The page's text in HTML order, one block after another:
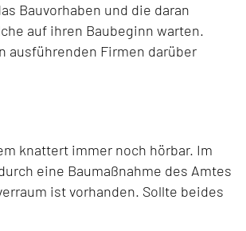
Bauvorhaben und die daran
auf ihren Baubeginn warten.
ausführenden Firmen darüber
knattert immer noch hörbar. Im
eine Baumaßnahme des Amtes
ist vorhanden. Sollte beides